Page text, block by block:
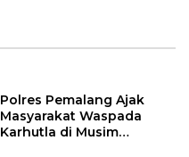
Polres Pemalang Ajak
Masyarakat Waspada
Karhutla di Musim